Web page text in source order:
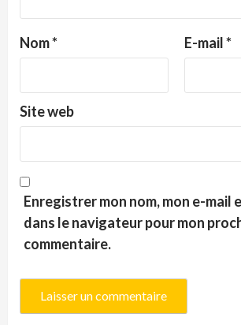
Nom* E-mail*
Site web
Enregistrer mon nom, mon e-mail
dans le navigateur pour mon
commentaire.